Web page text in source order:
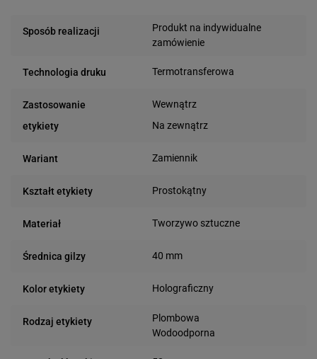
Sposób realizacji
Produkt na indywidualne
zamówienie
Technologia druku Termotransferowa
Zastosowanie
etykiety
Wewnątrz
Na zewnątrz
Wariant Zamiennik
Kształt etykiety Prostokątny
Materiał Tworzywo sztuczne
Średnica gilzy 40 mm
Kolor etykiety Holograficzny
Rodzaj etykiety
Plombowa
Wodoodporna